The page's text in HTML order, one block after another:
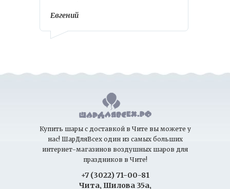
Евгений
Купить шары с доставкой в Чите вы можете у
нас! ШарДляВсех один из самых больших
интернет-магазинов воздушных шаров для
праздников в Чите!
+7 (3022) 71-00-81
Чита, Шилова 35а,